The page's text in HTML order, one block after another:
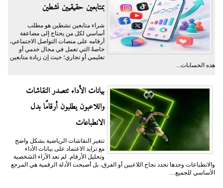
بمتابعين حقيقيين نشطين
شراء متابعين نشطين هو مطلب
أساسي لكل من يحتاج إلى مضاعفة
أرقامه على منصات التواصل الاجتماعي،
خاصةً التي تعمل في مجال خدمي أو
تعليمي أو تجاري؛ حيث إن زيادة متابعين
هذه الحسابات...
بيانات الأداء تتصدر النقاشات
واللاعبون يطلبون أرقامًا بدل
الانطباعات
تتغير النقاشات الرياضية بشكل واضح
مع تزايد الاعتماد على بيانات الأداء
وتحليل الأرقام. لم تعد الآراء الشخصية
والانطباعات وحدها تحدد نجاح اللاعبين أو الفرق، بل أصبحت الأدلة الرقمية هي المرجع
الأساسي للجميع....